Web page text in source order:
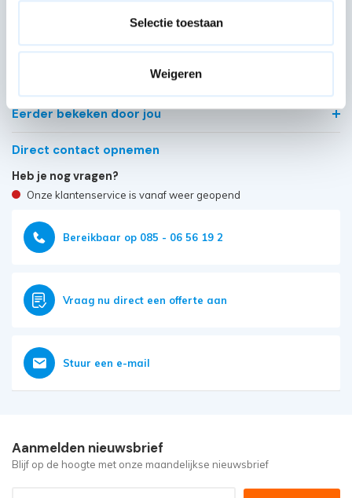
Selectie toestaan
Weigeren
Meest behulpzame reviews
Eerder bekeken door jou
Direct contact opnemen
Heb je nog vragen?
Onze klantenservice is vanaf weer geopend
Bereikbaar op 085 - 06 56 19 2
Vraag nu direct een offerte aan
Stuur een e-mail
Aanmelden nieuwsbrief
Blijf op de hoogte met onze maandelijkse nieuwsbrief